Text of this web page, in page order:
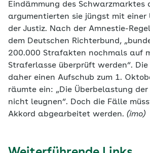
Eindämmung des Schwarzmarktes
argumentierten sie jüngst mit einer
der Justiz. Nach der Amnestie-
dem Deutschen Richterbund,
200.000 Strafakten nochmals auf
Straferlasse überprüft werden“.
daher einen Aufschub zum 1.
räumte ein: „Die Überbelastung
nicht leugnen“. Doch die Fälle
Akkord abgearbeitet werden. (imo)